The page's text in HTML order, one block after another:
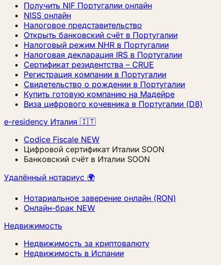
Получить NIF Португалии онлайн
NISS онлайн
Налоговое представительство
Открыть банковский счёт в Португалии
Налоговый режим NHR в Португалии
Налоговая декларация IRS в Португалии
Сертификат резидентства – CRUE
Регистрация компании в Португалии
Свидетельство о рождении в Португалии
Купить готовую компанию на Мадейре
Виза цифрового кочевника в Португалии (D8)
e-residency Италия 🇮🇹
Codice Fiscale NEW
Цифровой сертификат Италии SOON
Банковский счёт в Италии SOON
Удалённый нотариус 🌍
Нотариальное заверение онлайн (RON)
Онлайн-брак NEW
Недвижимость
Недвижимость за криптовалюту
Недвижимость в Испании